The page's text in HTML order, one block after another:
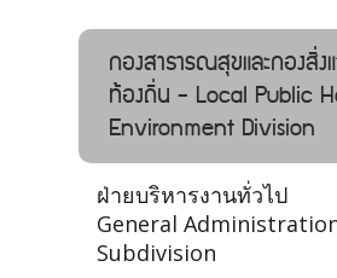
กองสาธารณสุขและกองสิ่ง
ท้องถิ่น - Local Public
Environment Division
ฝ่ายบริหารงานทั่วไป
General
Subdivision